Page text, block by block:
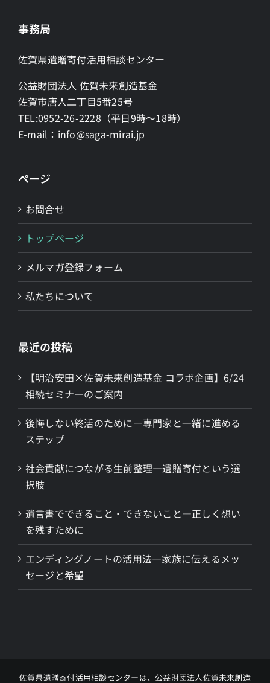
事務局
佐賀県遺贈寄付活用相談センター
公益財団法人 佐賀未来創造基金
佐賀市唐人二丁目5番25号
TEL:0952-26-2228（平日9時～18時）
E-mail：info@saga-mirai.jp
ページ
お問合せ
トップページ
メルマガ登録フォーム
私たちについて
最近の投稿
【明治安田×佐賀未来創造基金 コラボ企画】6/24
相続セミナーのご案内
後悔しない終活のために―専門家と一緒に進める
ステップ
社会貢献につながる生前整理―遺贈寄付という選
択肢
遺言書でできること・できないこと―正しく想い
を残すために
エンディングノートの活用法―家族に伝えるメッ
セージと希望
佐賀県遺贈寄付活用相談センターは、公益財団法人佐賀未来創造